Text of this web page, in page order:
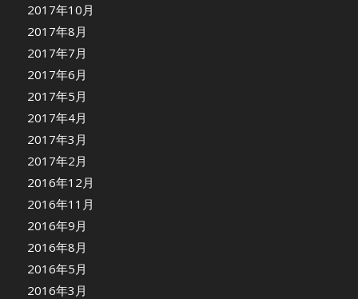
2017年10月
2017年8月
2017年7月
2017年6月
2017年5月
2017年4月
2017年3月
2017年2月
2016年12月
2016年11月
2016年9月
2016年8月
2016年5月
2016年3月